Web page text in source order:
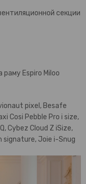
секции
Espiro Miloo
pixel, Besafe
Cosi Pebble Pro i size,
Cybez Cloud Z iSize,
signature, Joie i-Snug